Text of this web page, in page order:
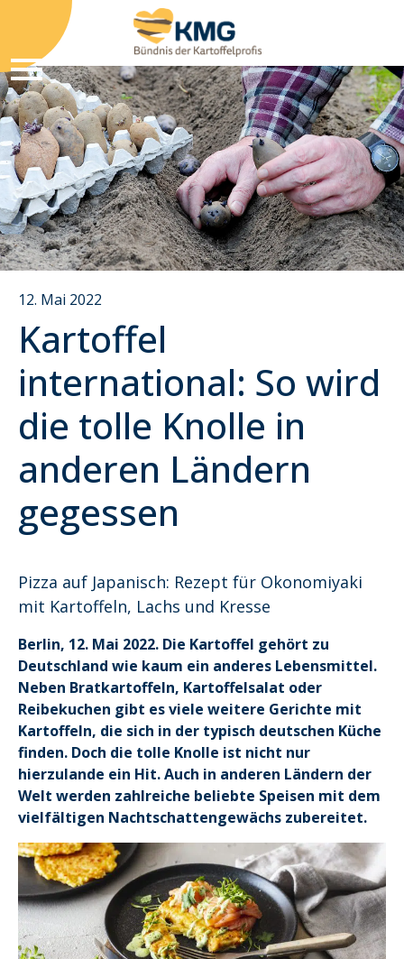
12. Mai 2022
Kartoffel
international: So wird
die tolle Knolle in
anderen Ländern
gegessen
Pizza auf Japanisch: Rezept für Okonomiyaki
mit Kartoffeln, Lachs und Kresse
Berlin, 12. Mai 2022. Die Kartoffel gehört zu
Deutschland wie kaum ein anderes Lebensmittel.
Neben Bratkartoffeln, Kartoffelsalat oder
Reibekuchen gibt es viele weitere Gerichte mit
Kartoffeln, die sich in der typisch deutschen Küche
finden. Doch die tolle Knolle ist nicht nur
hierzulande ein Hit. Auch in anderen Ländern der
Welt werden zahlreiche beliebte Speisen mit dem
vielfältigen Nachtschattengewächs zubereitet.